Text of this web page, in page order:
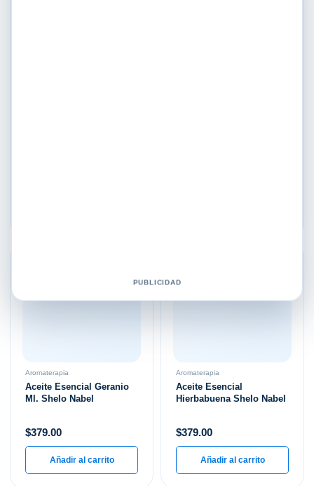
Aromaterapia
Aceite Esencial Geranio
Ml. Shelo Nabel
$379.00
Añadir al carrito
Aromaterapia
Aceite Esencial
Hierbabuena Shelo Nabel
$379.00
Añadir al carrito
PUBLICIDAD